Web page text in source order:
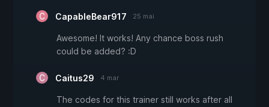
CapableBear917 25 mai
Awesome! It works! Any chance boss rush
could be added? :D
Caitus29 4 mar
The codes for this trainer still works after all